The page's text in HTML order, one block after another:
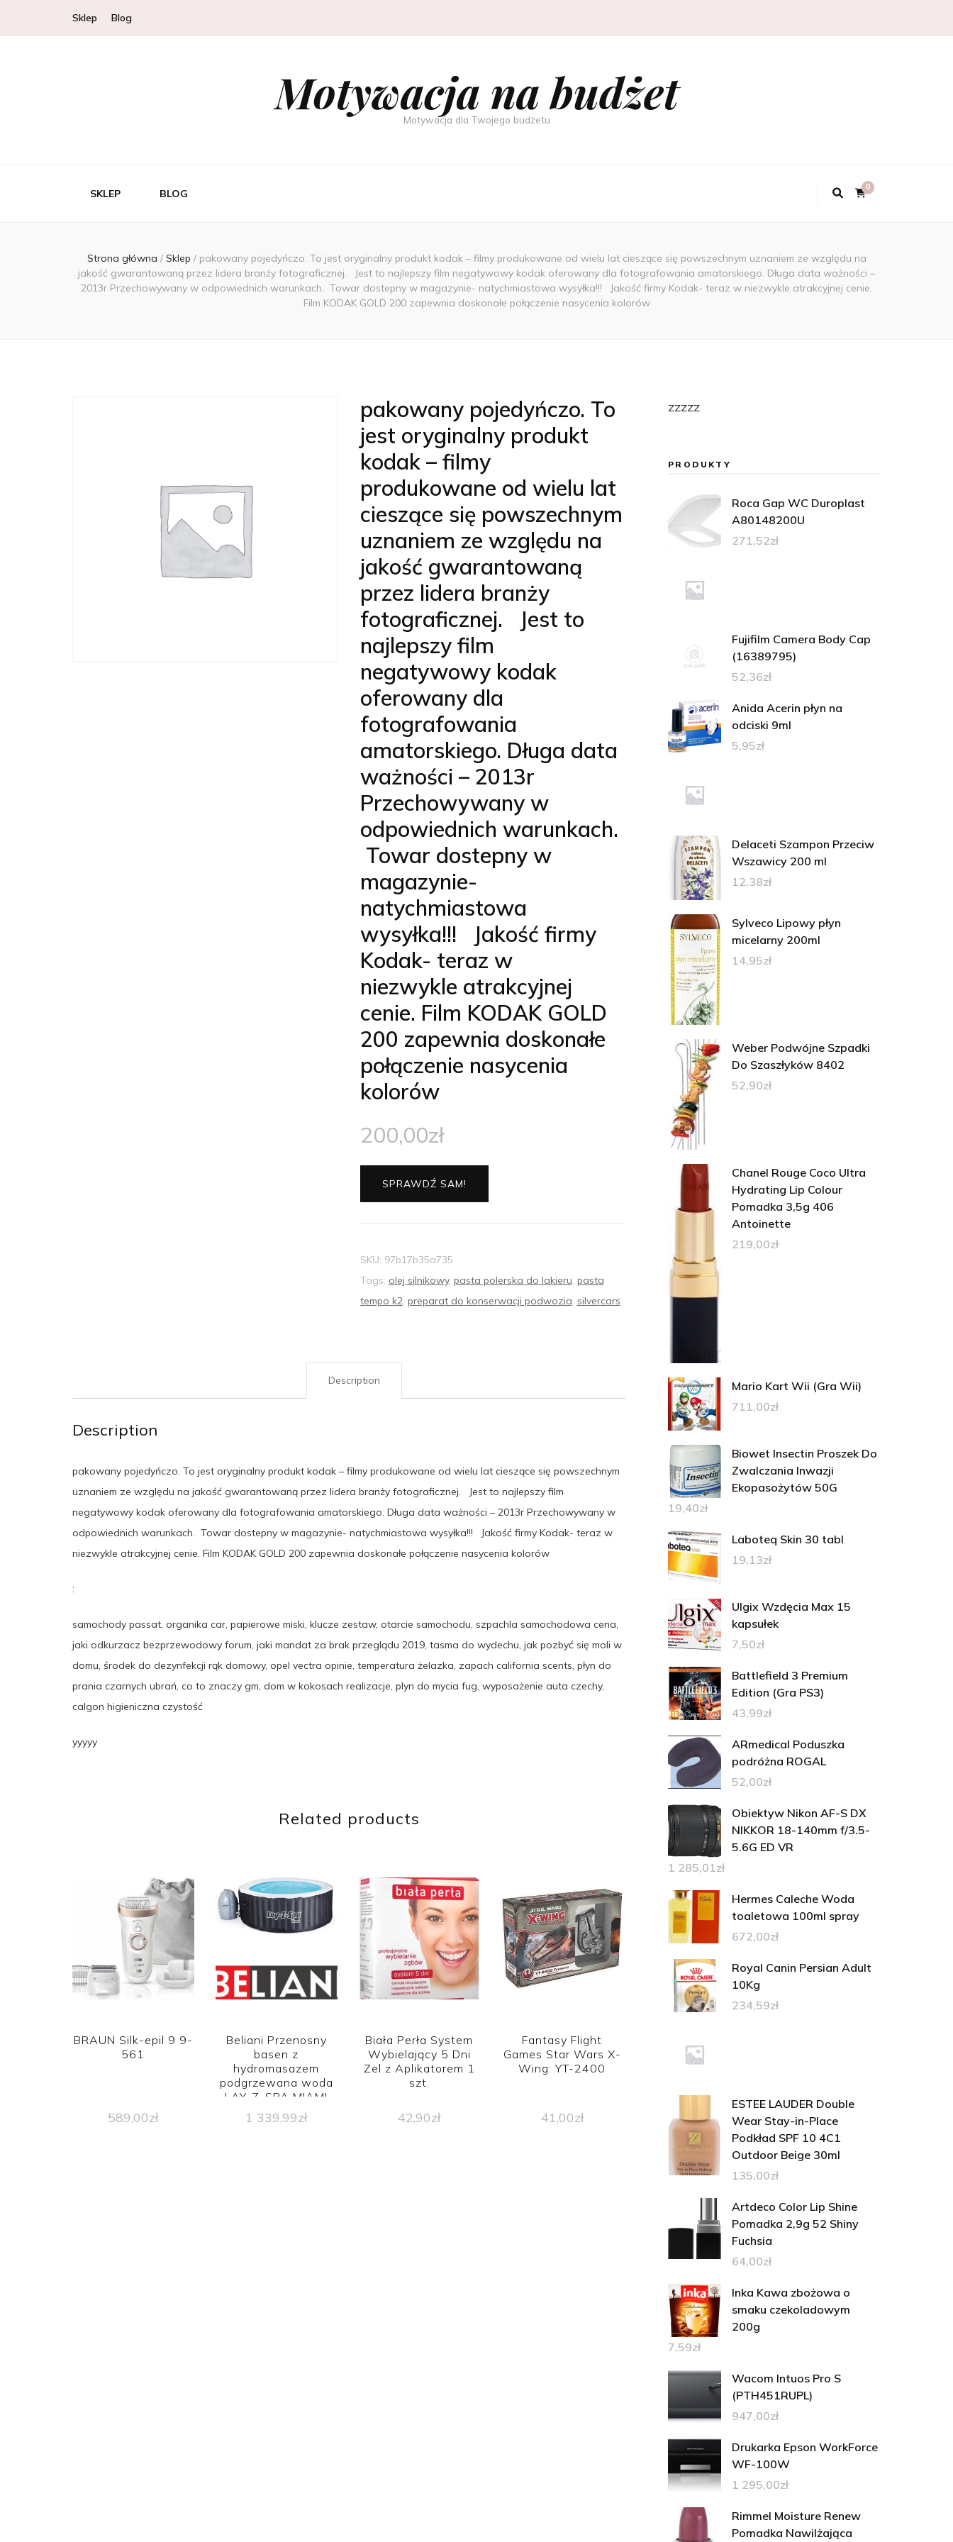
Sklep Blog
Motywacja na budżet
Motywacja dla Twojego budżetu
SKLEP BLOG
0
Strona główna / Sklep / pakowany pojedyńczo. To jest oryginalny produkt kodak – filmy produkowane od wielu lat cieszące się powszechnym uznaniem ze względu na
jakość gwarantowaną przez lidera branży fotograficznej. Jest to najlepszy film negatywowy kodak oferowany dla fotografowania amatorskiego. Długa data ważności –
2013r Przechowywany w odpowiednich warunkach. Towar dostepny w magazynie- natychmiastowa wysyłka!!! Jakość firmy Kodak- teraz w niezwykle atrakcyjnej cenie.
Film KODAK GOLD 200 zapewnia doskonałe połączenie nasycenia kolorów
pakowany pojedyńczo. To
jest oryginalny produkt
kodak – filmy
produkowane od wielu lat
cieszące się powszechnym
uznaniem ze względu na
jakość gwarantowaną
przez lidera branży
fotograficznej. Jest to
najlepszy film
negatywowy kodak
oferowany dla
fotografowania
amatorskiego. Długa data
ważności – 2013r
Przechowywany w
odpowiednich warunkach.
Towar dostepny w
magazynie-
natychmiastowa
wysyłka!!! Jakość firmy
Kodak- teraz w
niezwykle atrakcyjnej
cenie. Film KODAK GOLD
200 zapewnia doskonałe
połączenie nasycenia
kolorów
200,00zł
SPRAWDŹ SAM!
SKU: 97b17b35a735
Tags: olej silnikowy, pasta polerska do lakieru, pasta
tempo k2, preparat do konserwacji podwozia, silvercars
Description
Description
pakowany pojedyńczo. To jest oryginalny produkt kodak – filmy produkowane od wielu lat cieszące się powszechnym
uznaniem ze względu na jakość gwarantowaną przez lidera branży fotograficznej. Jest to najlepszy film
negatywowy kodak oferowany dla fotografowania amatorskiego. Długa data ważności – 2013r Przechowywany w
odpowiednich warunkach. Towar dostepny w magazynie- natychmiastowa wysyłka!!! Jakość firmy Kodak- teraz w
niezwykle atrakcyjnej cenie. Film KODAK GOLD 200 zapewnia doskonałe połączenie nasycenia kolorów
:
samochody passat, organika car, papierowe miski, klucze zestaw, otarcie samochodu, szpachla samochodowa cena,
jaki odkurzacz bezprzewodowy forum, jaki mandat za brak przeglądu 2019, tasma do wydechu, jak pozbyć się moli w
domu, środek do dezynfekcji rąk domowy, opel vectra opinie, temperatura żelazka, zapach california scents, płyn do
prania czarnych ubrań, co to znaczy gm, dom w kokosach realizacje, plyn do mycia fug, wyposażenie auta czechy,
calgon higieniczna czystość
yyyyy
Related products
BRAUN Silk-epil 9 9-
561
589,00zł
Beliani Przenosny
basen z
hydromasazem
podgrzewana woda
LAY-Z-SPA MIAMI
1 339,99zł
Biała Perła System
Wybielający 5 Dni
Zel z Aplikatorem 1
szt.
42,90zł
Fantasy Flight
Games Star Wars X-
Wing: YT-2400
41,00zł
zzzzz
PRODUKTY
Roca Gap WC Duroplast
A80148200U
271,52zł
Fujifilm Camera Body Cap
(16389795)
52,36zł
Anida Acerin płyn na
odciski 9ml
5,95zł
Delaceti Szampon Przeciw
Wszawicy 200 ml
12,38zł
Sylveco Lipowy płyn
micelarny 200ml
14,95zł
Weber Podwójne Szpadki
Do Szaszłyków 8402
52,90zł
Chanel Rouge Coco Ultra
Hydrating Lip Colour
Pomadka 3,5g 406
Antoinette
219,00zł
Mario Kart Wii (Gra Wii)
711,00zł
Biowet Insectin Proszek Do
Zwalczania Inwazji
Ekopasożytów 50G
19,40zł
Laboteq Skin 30 tabl
19,13zł
Ulgix Wzdęcia Max 15
kapsułek
7,50zł
Battlefield 3 Premium
Edition (Gra PS3)
43,99zł
ARmedical Poduszka
podróżna ROGAL
52,00zł
Obiektyw Nikon AF-S DX
NIKKOR 18-140mm f/3.5-
5.6G ED VR
1 285,01zł
Hermes Caleche Woda
toaletowa 100ml spray
672,00zł
Royal Canin Persian Adult
10Kg
234,59zł
ESTEE LAUDER Double
Wear Stay-in-Place
Podkład SPF 10 4C1
Outdoor Beige 30ml
135,00zł
Artdeco Color Lip Shine
Pomadka 2,9g 52 Shiny
Fuchsia
64,00zł
Inka Kawa zbożowa o
smaku czekoladowym
200g
7,59zł
Wacom Intuos Pro S
(PTH451RUPL)
947,00zł
Drukarka Epson WorkForce
WF-100W
1 295,00zł
Rimmel Moisture Renew
Pomadka Nawilżająca